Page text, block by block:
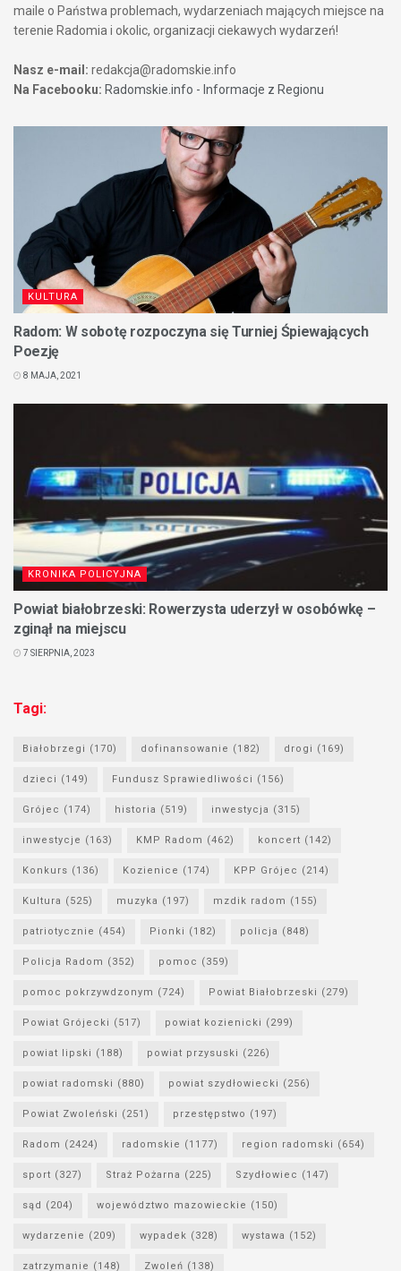
maile o Państwa problemach, wydarzeniach mających miejsce na
terenie Radomia i okolic, organizacji ciekawych wydarzeń!
Nasz e-mail: redakcja@radomskie.info
Na Facebooku: Radomskie.info - Informacje z Regionu
KULTURA
Radom: W sobotę rozpoczyna się Turniej Śpiewających
Poezję
8 MAJA, 2021
KRONIKA POLICYJNA
Powiat białobrzeski: Rowerzysta uderzył w osobówkę –
zginął na miejscu
7 SIERPNIA, 2023
Tagi:
Białobrzegi (170) dofinansowanie (182) drogi (169)
dzieci (149) Fundusz Sprawiedliwości (156)
Grójec (174) historia (519) inwestycja (315)
inwestycje (163) KMP Radom (462) koncert (142)
Konkurs (136) Kozienice (174) KPP Grójec (214)
Kultura (525) muzyka (197) mzdik radom (155)
patriotycznie (454) Pionki (182) policja (848)
Policja Radom (352) pomoc (359)
pomoc pokrzywdzonym (724) Powiat Białobrzeski (279)
Powiat Grójecki (517) powiat kozienicki (299)
powiat lipski (188) powiat przysuski (226)
powiat radomski (880) powiat szydłowiecki (256)
Powiat Zwoleński (251) przestępstwo (197)
Radom (2424) radomskie (1177) region radomski (654)
sport (327) Straż Pożarna (225) Szydłowiec (147)
sąd (204) województwo mazowieckie (150)
wydarzenie (209) wypadek (328) wystawa (152)
zatrzymanie (148) Zwoleń (138)